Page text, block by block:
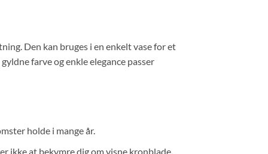
Den kan bruges i en enkelt vase for et
farve og enkle elegance passer
holde i mange år.
ikke at bekymre dig om visne kronblade.